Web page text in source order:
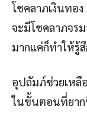
โชคลาภเงินทอ
จะมีโชคลาภจร
มากแค่ก็ทำให้รู้
อุปถัมภ์ช่วยเหลื
ในขั้นตอนที่ยาก